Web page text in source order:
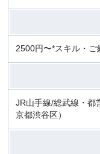
2500円〜*スキル・ご
JR山手線/総武線・都
京都渋谷区）